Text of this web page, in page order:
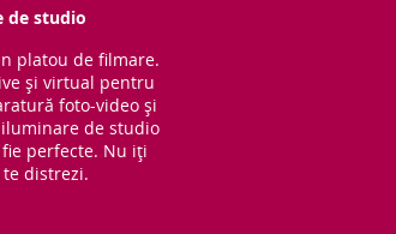
de studio
platou de filmare.
și virtual pentru
foto-video și
de studio
perfecte. Nu iți
distrezi.